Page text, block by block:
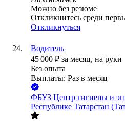
Можно без резюме
Откликнитесь среди
Откликнуться
Водитель
45 000 ₽ за месяц, на руки
Без опыта
Выплаты: Раз в месяц
ФБУЗ Центр гигиены и
Республике Татарстан